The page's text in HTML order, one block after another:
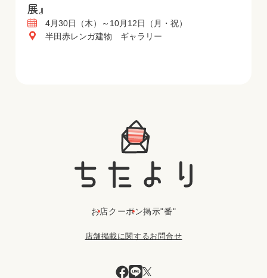
展』
4月30日（木）～10月12日（月・祝）
半田赤レンガ建物 ギャラリー
お店クーポン掲示"番"
店舗掲載に関するお問合せ